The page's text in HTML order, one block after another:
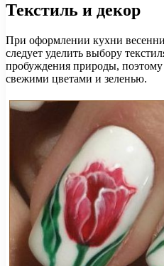
Текстиль и декор
При оформлении кухни
следует уделить выбору
пробуждения природы,
свежими цветами и зеленью.